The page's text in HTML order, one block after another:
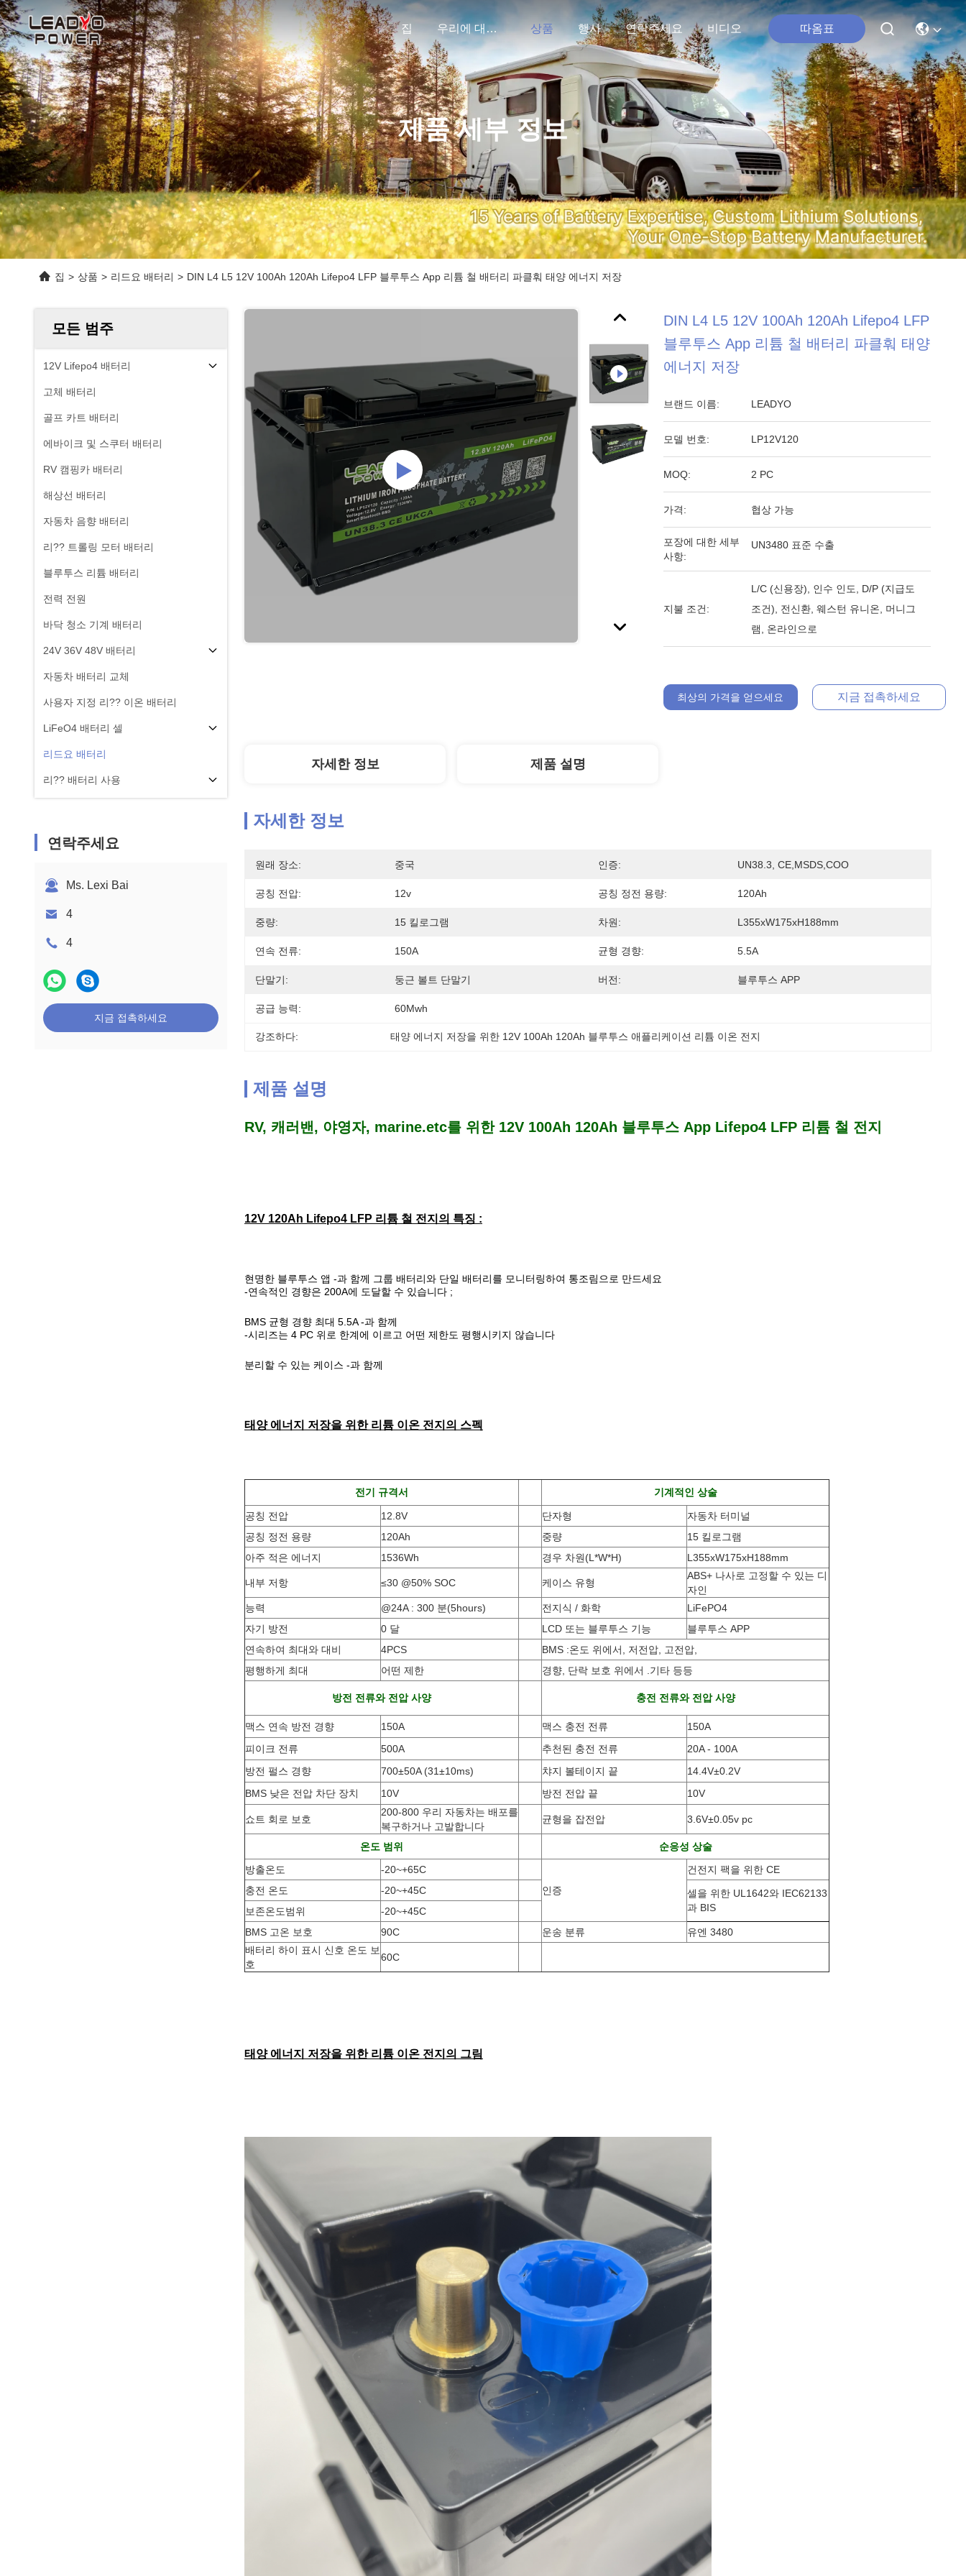
집 우리에 대하여 상품 행사 연락주세요 비디오 따옴표
제품 세부 정보
집 > 상품 > 리드요 배터리 > DIN L4 L5 12V 100Ah 120Ah Lifepo4 LFP 블루투스 App 리튬 철 배터리 파클훠 태양 에너지 저장
모든 범주
12V Lifepo4 배터리
고체 배터리
골프 카트 배터리
에바이크 및 스쿠터 배터리
RV 캠핑카 배터리
해상선 배터리
자동차 음향 배터리
리?? 트롤링 모터 배터리
블루투스 리튬 배터리
전력 전원
바닥 청소 기계 배터리
24V 36V 48V 배터리
자동차 배터리 교체
사용자 지정 리?? 이온 배터리
LiFeO4 배터리 셀
리드요 배터리
리?? 배터리 사용
연락주세요
Ms. Lexi Bai
4
4
지금 접촉하세요
DIN L4 L5 12V 100Ah 120Ah Lifepo4 LFP
블루투스 App 리튬 철 배터리 파클훠 태양
에너지 저장
브랜드 이름: LEADYO
모델 번호: LP12V120
MOQ: 2 PC
가격: 협상 가능
포장에 대한 세부
사항:
UN3480 표준 수출
지불 조건:
L/C (신용장), 인수 인도, D/P (지급도
조건), 전신환, 웨스턴 유니온, 머니그
램, 온라인으로
최상의 가격을 얻으세요 지금 접촉하세요
자세한 정보 제품 설명
자세한 정보
원래 장소: 중국 인증: UN38.3, CE,MSDS,COO
공칭 전압: 12v 공칭 정전 용량: 120Ah
중량: 15 킬로그램 차원: L355xW175xH188mm
연속 전류: 150A 균형 경향: 5.5A
단말기: 둥근 볼트 단말기 버전: 블루투스 APP
공급 능력: 60Mwh
강조하다: 태양 에너지 저장을 위한 12V 100Ah 120Ah 블루투스 애플리케이션 리튬 이온 전지
제품 설명
RV, 캐러밴, 야영자, marine.etc를 위한 12V 100Ah 120Ah 블루투스 App Lifepo4 LFP 리튬 철 전지
12V 120Ah Lifepo4 LFP 리튬 철 전지의 특징 :
현명한 블루투스 앱 -과 함께 그룹 배터리와 단일 배터리를 모니터링하여 통조림으로 만드세요
-연속적인 경향은 200A에 도달할 수 있습니다 ;
BMS 균형 경향 최대 5.5A -과 함께
-시리즈는 4 PC 위로 한계에 이르고 어떤 제한도 평행시키지 않습니다
분리할 수 있는 케이스 -과 함께
태양 에너지 저장을 위한 리튬 이온 전지의 스펙
전기 규격서 기계적인 상술
공칭 전압 12.8V 단자형
자동차 터미널
공칭 정전 용량
120Ah 중량
15 킬로그램
아주 적은 에너지
1536Wh 경우 차원(L*W*H) L355xW175xH188mm
내부 저항 ≤30 @50% SOC 케이스 유형
ABS+ 나사로 고정할 수 있는 디
자인
능력
@24A : 300 분(5hours) 전지식 / 화학
LiFePO4
자기 방전
0 달 LCD 또는 블루투스 기능
블루투스 APP
연속하여 최대와 대비
4PCS
BMS :온도 위에서, 저전압, 고전압,
평행하게 최대
어떤 제한 경향, 단락 보호 위에서 .기타 등등
방전 전류와 전압 사양 충전 전류와 전압 사양
맥스 연속 방전 경향 150A 맥스 충전 전류
150A
피이크 전류
500A 추천된 충전 전류
20A - 100A
방전 펄스 경향
700±50A (31±10ms) 챠지 볼테이지 끝
14.4V±0.2V
BMS 낮은 전압 차단 장치
10V 방전 전압 끝 10V
쇼트 회로 보호
200-800 우리 자동차는 배포를
복구하거나 고발합니다
균형을 잡전압 3.6V±0.05v pc
온도 범위
순응성 상술
방출온도
-20~+65C
인증
건전지 팩을 위한 CE
충전 온도
-20~+45C
셀을 위한 UL1642와 IEC62133
과 BIS
보존온도범위
-20~+45C
BMS 고온 보호
90C 운송 분류
유엔 3480
배터리 하이 표시 신호 온도 보
호
60C
태양 에너지 저장을 위한 리튬 이온 전지의 그림